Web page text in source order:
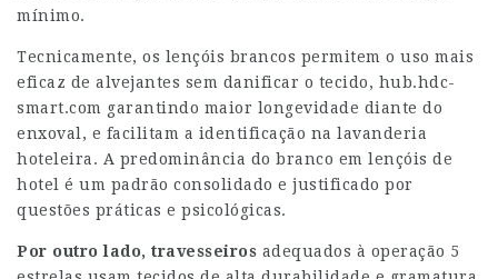
mínimo.
Tecnicamente, os lençóis brancos permitem o uso mais
eficaz de alvejantes sem danificar o tecido, hub.hdc-
smart.com garantindo maior longevidade diante do
enxoval, e facilitam a identificação na lavanderia
hoteleira. A predominância do branco em lençóis de
hotel é um padrão consolidado e justificado por
questões práticas e psicológicas.
Por outro lado, travesseiros adequados à operação 5